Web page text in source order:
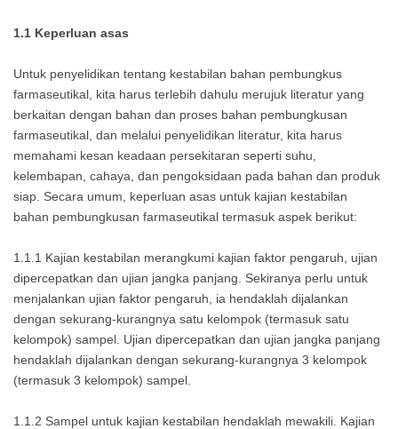
1.1 Keperluan asas
Untuk penyelidikan tentang kestabilan bahan pembungkus
farmaseutikal, kita harus terlebih dahulu merujuk literatur yang
berkaitan dengan bahan dan proses bahan pembungkusan
farmaseutikal, dan melalui penyelidikan literatur, kita harus
memahami kesan keadaan persekitaran seperti suhu,
kelembapan, cahaya, dan pengoksidaan pada bahan dan produk
siap. Secara umum, keperluan asas untuk kajian kestabilan
bahan pembungkusan farmaseutikal termasuk aspek berikut:
1.1.1 Kajian kestabilan merangkumi kajian faktor pengaruh, ujian
dipercepatkan dan ujian jangka panjang. Sekiranya perlu untuk
menjalankan ujian faktor pengaruh, ia hendaklah dijalankan
dengan sekurang-kurangnya satu kelompok (termasuk satu
kelompok) sampel. Ujian dipercepatkan dan ujian jangka panjang
hendaklah dijalankan dengan sekurang-kurangnya 3 kelompok
(termasuk 3 kelompok) sampel.
1.1.2 Sampel untuk kajian kestabilan hendaklah mewakili. Kajian